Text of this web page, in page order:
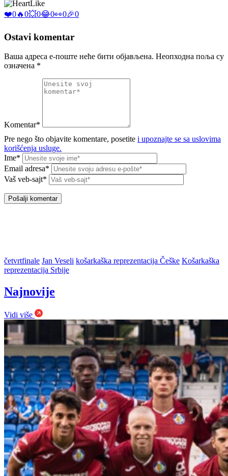
Like
❤️0🔥0💥0😂0👀0🎉0
Ostavi komentar
Ваша адреса е-поште неће бити објављена. Неопходна поља су
означена *
Komentar*
Pre nego što objavite komentare, posetite i upoznajte se sa uslovima
korišćenja usluge.
Ime*
Email adresa*
Vaš veb-sajt*
četvrtfinale Jan Veseli košarkaška reprezentacija Češke Košarkaška
reprezentacija Srbije
Najnovije
Vidi više